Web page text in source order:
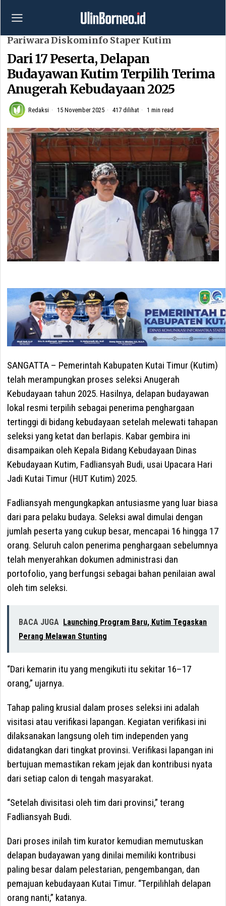
Pariwara Diskominfo Staper Kutim
Dari 17 Peserta, Delapan
Budayawan Kutim Terpilih Terima
Anugerah Kebudayaan 2025
Redaksi 15 November 2025 417 dilihat 1 min read
SANGATTA – Pemerintah Kabupaten Kutai Timur (Kutim)
telah merampungkan proses seleksi Anugerah
Kebudayaan tahun 2025. Hasilnya, delapan budayawan
lokal resmi terpilih sebagai penerima penghargaan
tertinggi di bidang kebudayaan setelah melewati tahapan
seleksi yang ketat dan berlapis. Kabar gembira ini
disampaikan oleh Kepala Bidang Kebudayaan Dinas
Kebudayaan Kutim, Fadliansyah Budi, usai Upacara Hari
Jadi Kutai Timur (HUT Kutim) 2025.
Fadliansyah mengungkapkan antusiasme yang luar biasa
dari para pelaku budaya. Seleksi awal dimulai dengan
jumlah peserta yang cukup besar, mencapai 16 hingga 17
orang. Seluruh calon penerima penghargaan sebelumnya
telah menyerahkan dokumen administrasi dan
portofolio, yang berfungsi sebagai bahan penilaian awal
oleh tim seleksi.
BACA JUGA Launching Program Baru, Kutim Tegaskan
Perang Melawan Stunting
“Dari kemarin itu yang mengikuti itu sekitar 16–17
orang,” ujarnya.
Tahap paling krusial dalam proses seleksi ini adalah
visitasi atau verifikasi lapangan. Kegiatan verifikasi ini
dilaksanakan langsung oleh tim independen yang
didatangkan dari tingkat provinsi. Verifikasi lapangan ini
bertujuan memastikan rekam jejak dan kontribusi nyata
dari setiap calon di tengah masyarakat.
“Setelah divisitasi oleh tim dari provinsi,” terang
Fadliansyah Budi.
Dari proses inilah tim kurator kemudian memutuskan
delapan budayawan yang dinilai memiliki kontribusi
paling besar dalam pelestarian, pengembangan, dan
pemajuan kebudayaan Kutai Timur. “Terpilihlah delapan
orang nanti,” katanya.